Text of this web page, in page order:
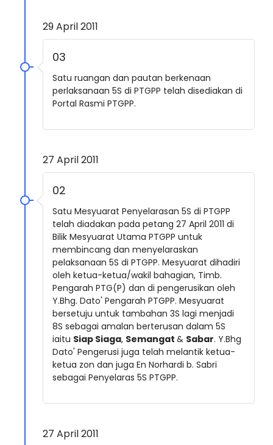
29 April 2011
03
Satu ruangan dan pautan berkenaan
perlaksanaan 5S di PTGPP telah disediakan di
Portal Rasmi PTGPP.
27 April 2011
02
Satu Mesyuarat Penyelarasan 5S di PTGPP
telah diadakan pada petang 27 April 2011 di
Bilik Mesyuarat Utama PTGPP untuk
membincang dan menyelaraskan
pelaksanaan 5S di PTGPP. Mesyuarat dihadiri
oleh ketua-ketua/wakil bahagian, Timb.
Pengarah PTG(P) dan di pengerusikan oleh
Y.Bhg. Dato' Pengarah PTGPP. Mesyuarat
bersetuju untuk tambahan 3S lagi menjadi
8S sebagai amalan berterusan dalam 5S
iaitu Siap Siaga, Semangat & Sabar. Y.Bhg
Dato' Pengerusi juga telah melantik ketua-
ketua zon dan juga En Norhardi b. Sabri
sebagai Penyelaras 5S PTGPP.
27 April 2011